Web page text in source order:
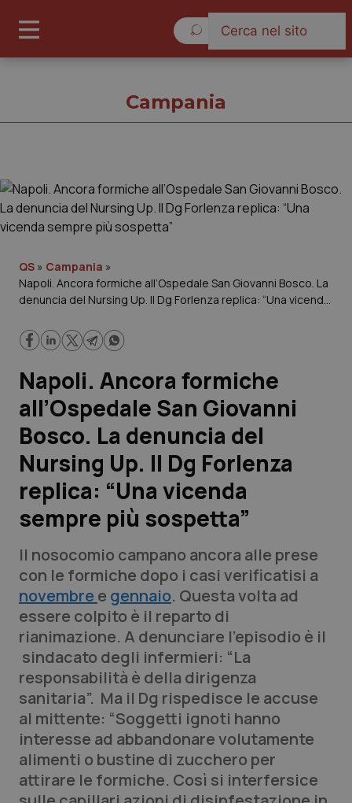
Cronache
Governo e Parlamento
Regioni e Asl
Lavoro e Professioni
Scienza e Farmaci
Studi e Analisi
Lettere al direttore
Edizioni Regionali
QS Pro
Professionisti Sanitari.AI
Abruzzo
Basilicata
Calabria
Campania
Emilia-Romagna
QS Pro Gold
Artrite & artrosi
Asma & BPCO
Car-T
Colesterolo & coronaropatie
Newsletter
Campania
QS » Campania »
Napoli. Ancora formiche all’Ospedale San Giovanni Bosco. La
denuncia del Nursing Up. Il Dg Forlenza replica: “Una vicenda
Napoli. Ancora formiche
all’Ospedale San Giovanni
Bosco. La denuncia del
Nursing Up. Il Dg Forlenza
replica: “Una vicenda
sempre più sospetta”
Il nosocomio campano ancora alle prese
con le formiche dopo i casi verificatisi a
novembre e gennaio. Questa volta ad
essere colpito è il reparto di
rianimazione. A denunciare l’episodio è il
sindacato degli infermieri: “La
responsabilità è della dirigenza
sanitaria”. Ma il Dg rispedisce le accuse
al mittente: “Soggetti ignoti hanno
interesse ad abbandonare volutamente
alimenti o bustine di zucchero per
attirare le formiche. Così si interfersice